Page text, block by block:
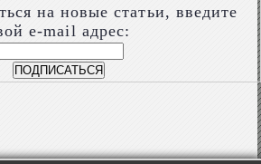
на новые статьи, введите
e-mail адрес: